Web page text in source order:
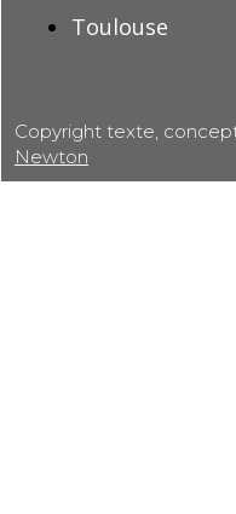
Toulouse
Copyright texte,
Newton